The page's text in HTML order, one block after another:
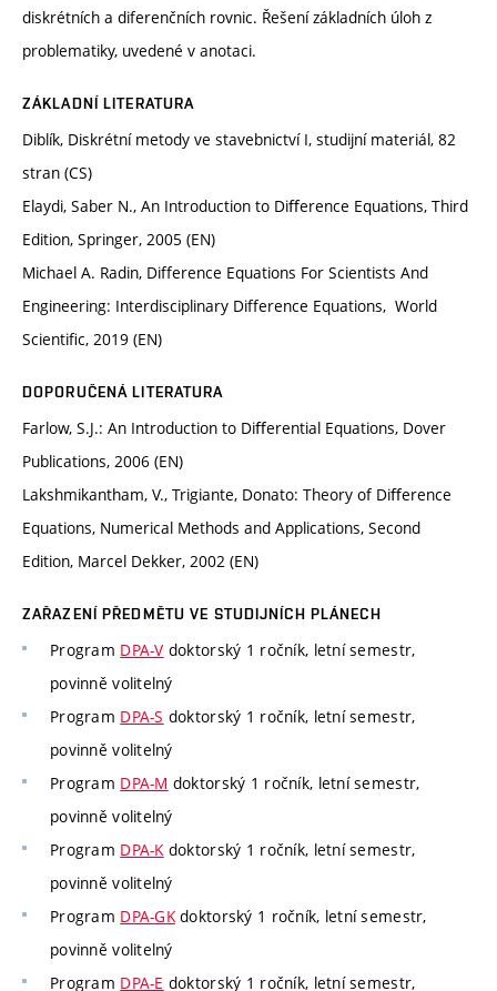
diskrétních a diferenčních rovnic. Řešení základních úloh z
problematiky, uvedené v anotaci.
ZÁKLADNÍ LITERATURA
Diblík, Diskrétní metody ve stavebnictví I, studijní materiál, 82
stran (CS)
Elaydi, Saber N., An Introduction to Diﬀerence Equations, Third
Edition, Springer, 2005 (EN)
Michael A. Radin, Difference Equations For Scientists And
Engineering: Interdisciplinary Difference Equations, ‎ World
Scientific, 2019 (EN)
DOPORUČENÁ LITERATURA
Farlow, S.J.: An Introduction to Diﬀerential Equations, Dover
Publications, 2006 (EN)
Lakshmikantham, V., Trigiante, Donato: Theory of Diﬀerence
Equations, Numerical Methods and Applications, Second
Edition, Marcel Dekker, 2002 (EN)
ZAŘAZENÍ PŘEDMĚTU VE STUDIJNÍCH PLÁNECH
Program DPA-V doktorský 1 ročník, letní semestr,
povinně volitelný
Program DPA-S doktorský 1 ročník, letní semestr,
povinně volitelný
Program DPA-M doktorský 1 ročník, letní semestr,
povinně volitelný
Program DPA-Kdoktorský 1 ročník, letní semestr,
povinně volitelný
Program DPA-GKdoktorský 1 ročník, letní semestr,
povinně volitelný
Program DPA-E doktorský 1 ročník, letní semestr,